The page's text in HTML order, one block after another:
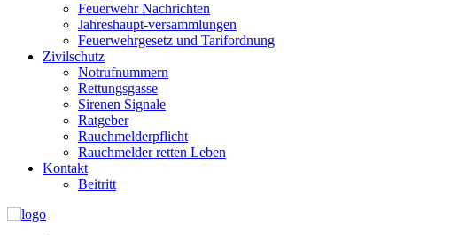
Feuerwehr Nachrichten
Jahreshaupt-versammlungen
Feuerwehrgesetz und Tarifordnung
Zivilschutz
Notrufnummern
Rettungsgasse
Sirenen Signale
Ratgeber
Rauchmelderpflicht
Rauchmelder retten Leben
Kontakt
Beitritt